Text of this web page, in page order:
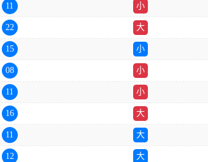
11 小
22 大
15 小
08 小
11 小
16 大
11 大
12 大